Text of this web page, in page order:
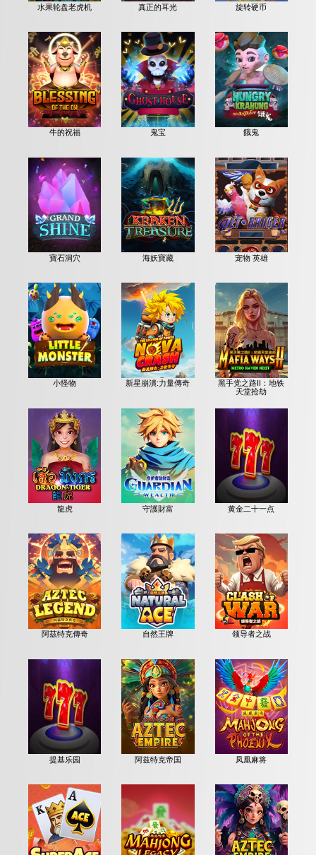
水果轮盘老虎机 真正的耳光 旋转硬币
牛的祝福 鬼宝 餓鬼
寶石洞穴 海妖寶藏 宠物 英雄
小怪物 新星崩潰:力量傳奇
黑手党之路II：地铁
天堂抢劫
龍虎 守護財富 黄金二十一点
阿茲特克傳奇 自然王牌 领导者之战
提基乐园 阿兹特克帝国 凤凰麻将